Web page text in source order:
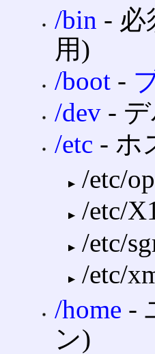
/bin ‐
用)
/boot ‐
/dev ‐
/etc ‐
/etc/
/etc/
/etc/
/etc/
/home ‐
ン)